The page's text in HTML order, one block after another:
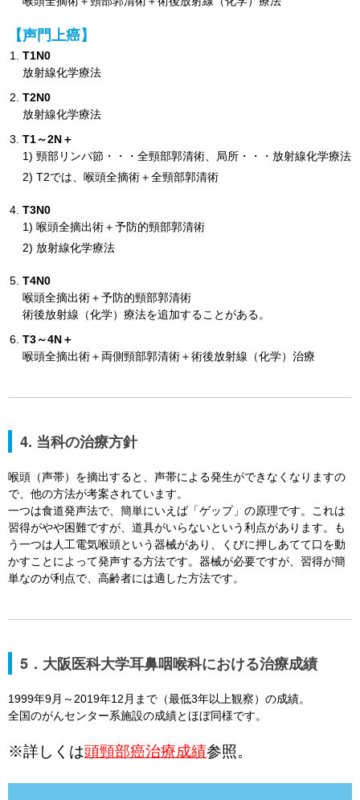
【声門上癌】
T1N0
放射線化学療法
T2N0
放射線化学療法
T1～2N＋
頸部リンパ節・・・全頸部郭清術、局所・・・放射線化学療法
T2では、喉頭全摘術＋全頸部郭清術
T3N0
喉頭全摘出術＋予防的頸部郭清術
放射線化学療法
T4N0
喉頭全摘出術＋予防的頸部郭清術
術後放射線（化学）療法を追加することがある。
T3～4N＋
喉頭全摘出術＋両側頸部郭清術＋術後放射線（化学）治療
4. 当科の治療方針
喉頭（声帯）を摘出すると、声帯による発生ができなくなりますの
で、他の方法が考案されています。
一つは食道発声法で、簡単にいえば「ゲップ」の原理です。これは
習得がやや困難ですが、道具がいらないという利点があります。も
う一つは人工電気喉頭という器械があり、くびに押しあてて口を動
かすことによって発声する方法です。器械が必要ですが、習得が簡
単なのが利点で、高齢者には適した方法です。
5．大阪医科大学耳鼻咽喉科における治療成績
1999年9月～2019年12月まで（最低3年以上観察）の成績。
全国のがんセンター系施設の成績とほぼ同様です。
※詳しくは頭頸部癌治療成績参照。